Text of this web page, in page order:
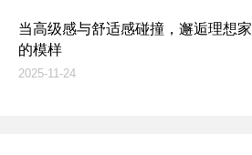
当高级感与舒适感碰撞，邂逅理想家
的模样
2025-11-24